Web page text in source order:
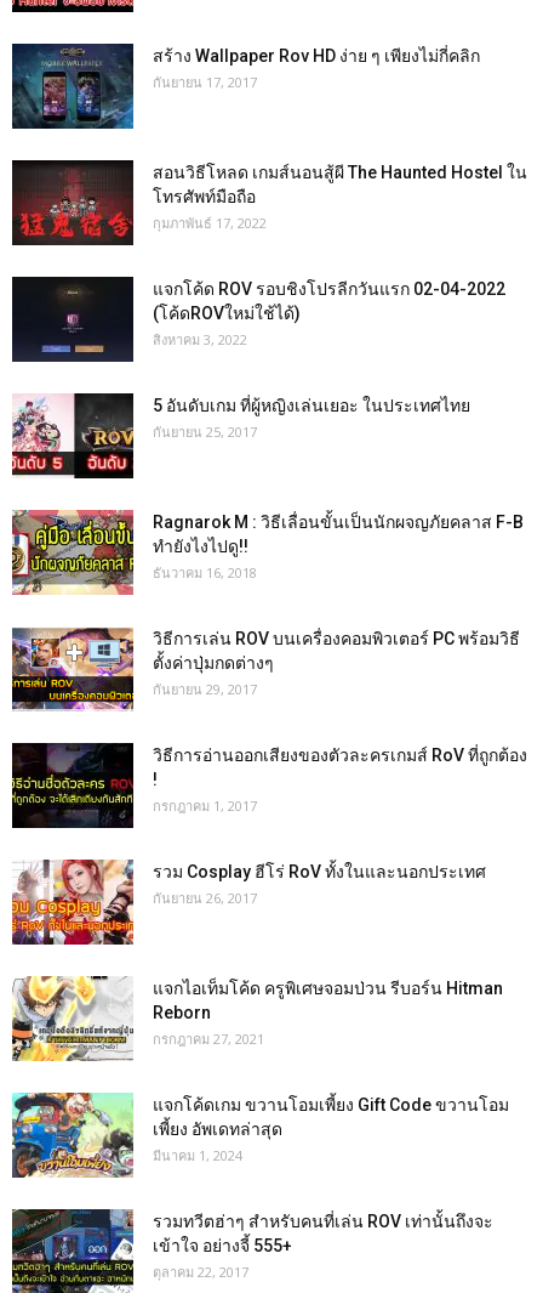
สร้าง Wallpaper Rov HD ง่าย ๆ เพียงไม่กี่คลิก
กันยายน 17, 2017
สอนวิธีโหลด เกมส์นอนสู้ผี The Haunted Hostel ใน
โทรศัพท์มือถือ
กุมภาพันธ์ 17, 2022
แจกโค้ด ROV รอบชิงโปรลีกวันแรก 02-04-2022
(โค้ดROVใหม่ใช้ได้)
สิงหาคม 3, 2022
5 อันดับเกม ที่ผู้หญิงเล่นเยอะ ในประเทศไทย
กันยายน 25, 2017
Ragnarok M : วิธีเลื่อนขั้นเป็นนักผจญภัยคลาส F-B
ทำยังไงไปดู!!
ธันวาคม 16, 2018
วิธีการเล่น ROV บนเครื่องคอมพิวเตอร์ PC พร้อมวิธี
ตั้งค่าปุ่มกดต่างๆ
กันยายน 29, 2017
วิธีการอ่านออกเสียงของตัวละครเกมส์ RoV ที่ถูกต้อง
!
กรกฎาคม 1, 2017
รวม Cosplay ฮีโร่ RoV ทั้งในและนอกประเทศ
กันยายน 26, 2017
แจกไอเท็มโค้ด ครูพิเศษจอมป่วน รีบอร์น Hitman
Reborn
กรกฎาคม 27, 2021
แจกโค้ดเกม ขวานโอมเพี้ยง Gift Code ขวานโอม
เพี้ยง อัพเดทล่าสุด
มีนาคม 1, 2024
รวมทวีตฮ่าๆ สำหรับคนที่เล่น ROV เท่านั้นถึงจะ
เข้าใจ อย่างจี้ 555+
ตุลาคม 22, 2017